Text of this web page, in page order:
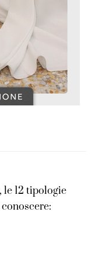
12 tipologie